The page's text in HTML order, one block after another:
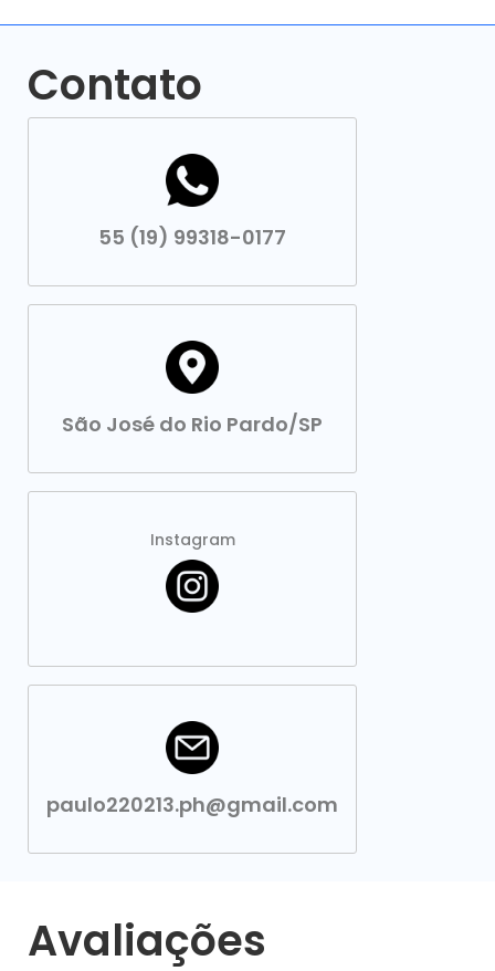
Contato
55 (19) 99318-0177
São José do Rio Pardo/SP
Instagram
paulo220213.ph@gmail.com
Avaliações